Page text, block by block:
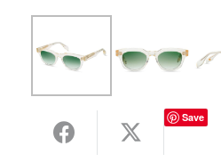
Save